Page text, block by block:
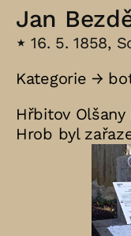
Jan
⋆ 16. 5. 1858,
Kategorie →
Hřbitov
Hrob byl